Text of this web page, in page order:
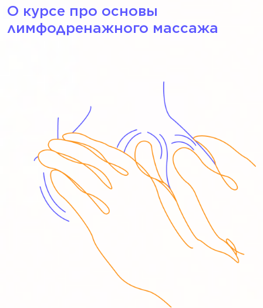
О курсе про основы
лимфодренажного массажа